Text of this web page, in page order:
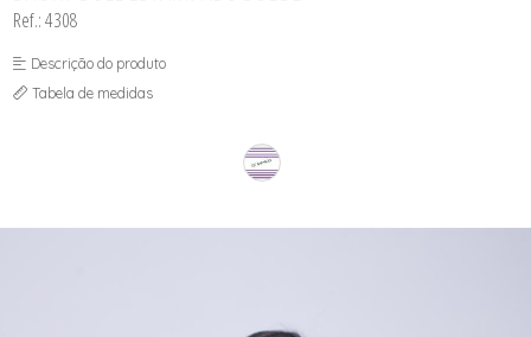
SOUTIEN SEM BOJO
Ref.: 4308
Descrição do produto
Tabela de medidas